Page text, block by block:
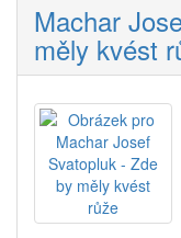
Machar
měly kvést